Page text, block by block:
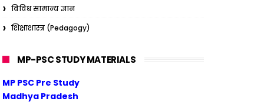
विविध सामान्य ज्ञान
शिक्षाशास्त्र (Pedagogy)
MP-PSC STUDY MATERIALS
MP PSC Pre Study
Madhya Pradesh